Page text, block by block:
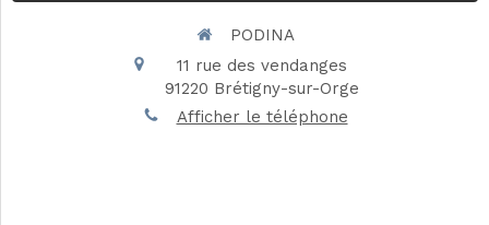
PODINA
11 rue des vendanges
91220 Brétigny-sur-Orge
Afficher le téléphone